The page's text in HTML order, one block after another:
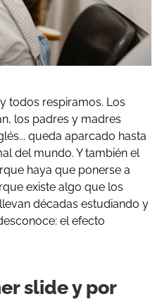
todos respiramos. Los
los padres y madres
queda aparcado hasta
del mundo. Y también el
haya que ponerse a
existe algo que los
décadas estudiando y
el efecto
slide y por